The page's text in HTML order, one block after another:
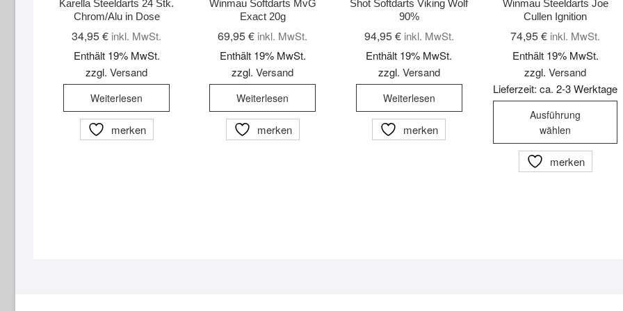
Karella Steeldarts 24 Stk.
Chrom/Alu in Dose
34,95€ inkl. MwSt.
Enthält 19% MwSt.
zzgl.Versand
Weiterlesen
merken
Winmau Softdarts MvG
Exact 20g
69,95€ inkl. MwSt.
Enthält 19% MwSt.
zzgl.Versand
Weiterlesen
merken
Shot Softdarts Viking Wolf
90%
94,95€ inkl. MwSt.
Enthält 19% MwSt.
zzgl. Versand
Weiterlesen
merken
Winmau Steeldarts Joe
Cullen Ignition
74,95€ inkl. MwSt.
Enthält 19% MwSt.
zzgl.Versand
Lieferzeit: ca. 2-3 Werktage
Ausführung
wählen
merken